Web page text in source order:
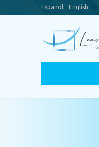
Español English